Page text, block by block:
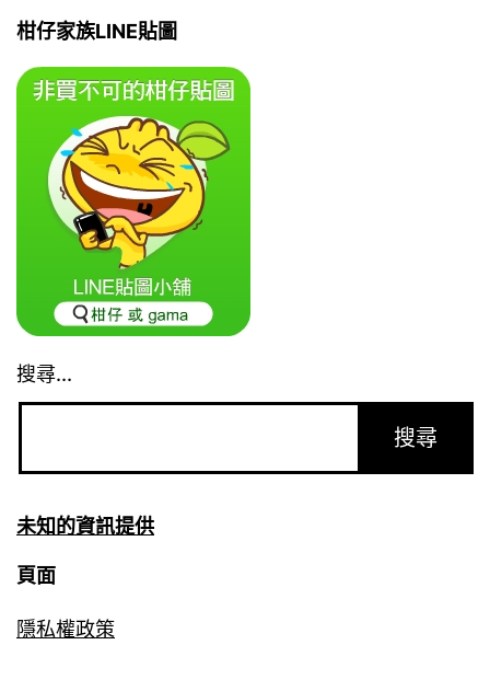
柑仔家族LINE貼圖
搜尋...
未知的資訊提供
頁面
隱私權政策